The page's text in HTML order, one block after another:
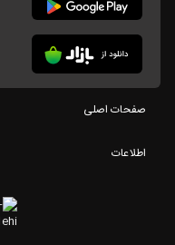
صفحات اصلی
اطلاعات